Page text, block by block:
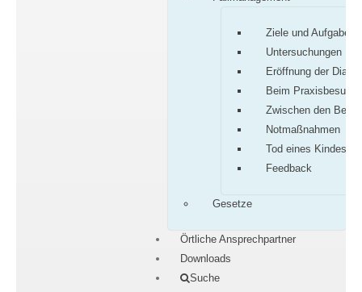
Ziele und Aufgaben
Untersuchungen
Eröffnung der
Beim Praxisbesuch
Zwischen den
Notmaßnahmen
Tod eines Kindes
Feedback
Gesetze
Örtliche Ansprechpartner
Downloads
Suche